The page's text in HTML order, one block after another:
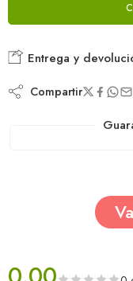
Entrega y
Compartir